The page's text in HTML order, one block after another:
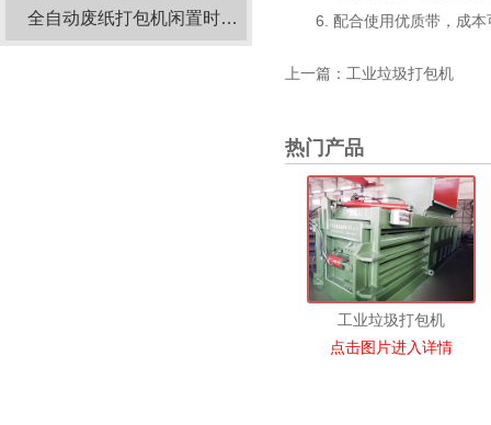
全自动废纸打包机闲置时的维护要点
6. 配合使用优质带，成本
上一篇： 工业垃圾打包机
热门产品
工业垃圾打包机
点击图片进入详情